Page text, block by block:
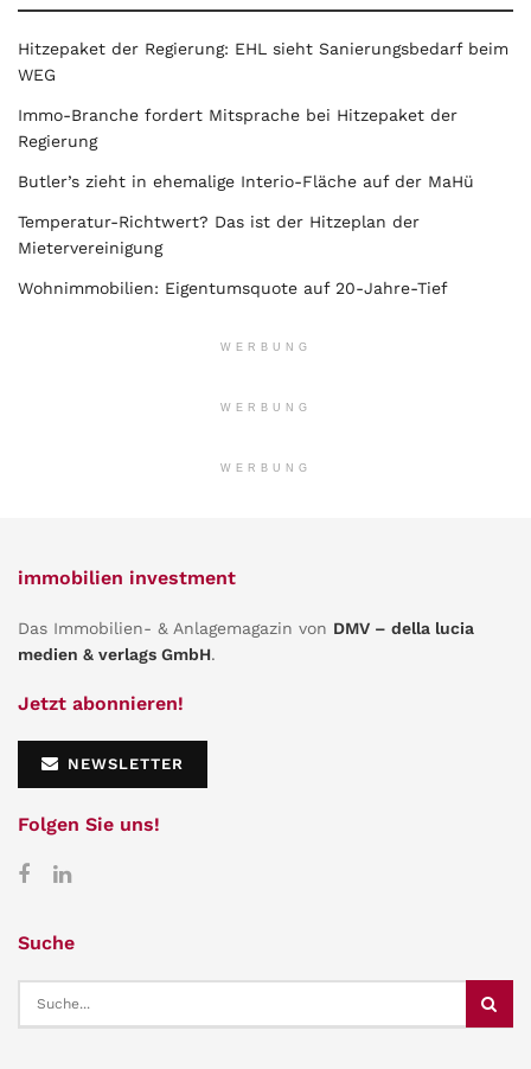
Hitzepaket der Regierung: EHL sieht Sanierungsbedarf beim
WEG
Immo-Branche fordert Mitsprache bei Hitzepaket der
Regierung
Butler’s zieht in ehemalige Interio-Fläche auf der MaHü
Temperatur-Richtwert? Das ist der Hitzeplan der
Mietervereinigung
Wohnimmobilien: Eigentumsquote auf 20-Jahre-Tief
WERBUNG
WERBUNG
WERBUNG
immobilien investment
Das Immobilien- & Anlagemagazin von DMV – della lucia
medien & verlags GmbH.
Jetzt abonnieren!
NEWSLETTER
Folgen Sie uns!
Suche